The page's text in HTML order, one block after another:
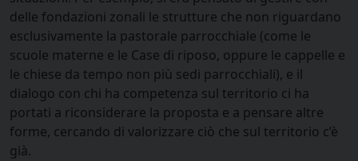
delle fondazioni zonali le strutture che non riguardano
esclusivamente la pastorale parrocchiale (come le
scuole materne e le Case di riposo, oppure le cappelle e
le chiese da tempo non più sedi parrocchiali), e il
dialogo con chi ha competenza sul territorio ci ha
portati a riconsiderare la proposta e a pensare altre
forme, cercando di valorizzare ciò che sul territorio c’è
già.